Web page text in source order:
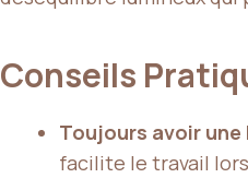
Conseils
Toujours avoir
facilite le travail